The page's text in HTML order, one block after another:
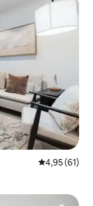
4,95 de uma
4,95 (61)